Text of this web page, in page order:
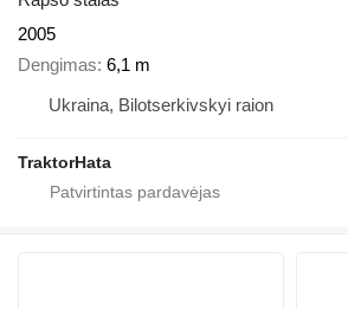
2005
Dengimas 6,1 m
Ukraina, Bilotserkivskyi raion
TraktorHata